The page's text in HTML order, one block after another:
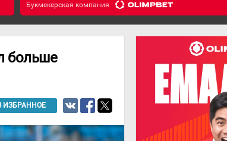
Букмекерская компания
больше
ИЗБРАННОЕ